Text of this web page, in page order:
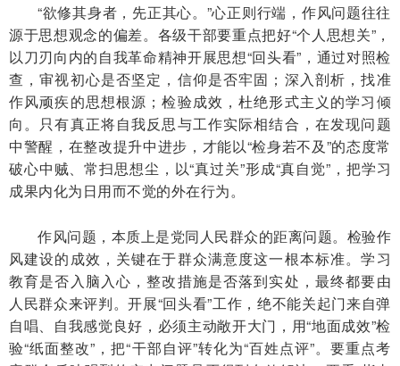
“欲修其身者，先正其心。”心正则行端，作风问题往往
源于思想观念的偏差。各级干部要重点把好“个人思想关”，
以刀刃向内的自我革命精神开展思想“回头看”，通过对照检
查，审视初心是否坚定，信仰是否牢固；深入剖析，找准
作风顽疾的思想根源；检验成效，杜绝形式主义的学习倾
向。只有真正将自我反思与工作实际相结合，在发现问题
中警醒，在整改提升中进步，才能以“检身若不及”的态度常
破心中贼、常扫思想尘，以“真过关”形成“真自觉”，把学习
成果内化为日用而不觉的外在行为。
作风问题，本质上是党同人民群众的距离问题。检验作
风建设的成效，关键在于群众满意度这一根本标准。学习
教育是否入脑入心，整改措施是否落到实处，最终都要由
人民群众来评判。开展“回头看”工作，绝不能关起门来自弹
自唱、自我感觉良好，必须主动敞开大门，用“地面成效”检
验“纸面整改”，把“干部自评”转化为“百姓点评”。要重点考